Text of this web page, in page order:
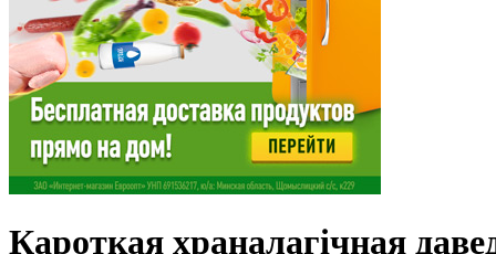
Кароткая храналагічная